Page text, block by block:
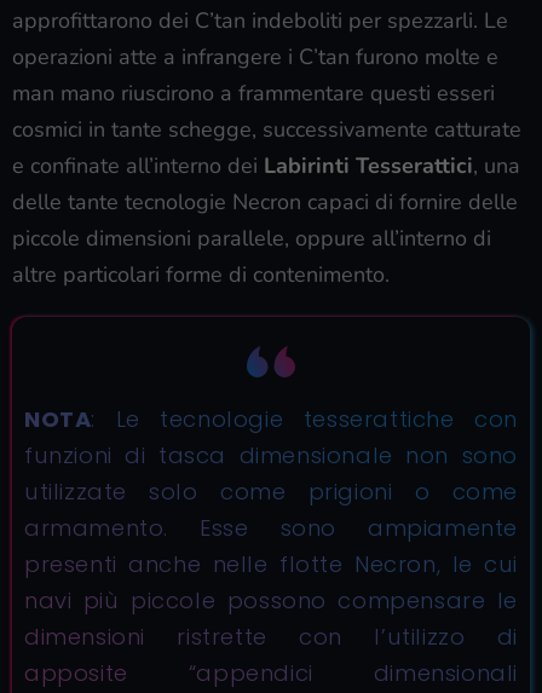
approfittarono dei C’tan indeboliti per spezzarli. Le
operazioni atte a infrangere i C’tan furono molte e
man mano riuscirono a frammentare questi esseri
cosmici in tante schegge, successivamente catturate
e confinate all’interno dei Labirinti Tesserattici, una
delle tante tecnologie Necron capaci di fornire delle
piccole dimensioni parallele, oppure all’interno di
altre particolari forme di contenimento.
NOTA: Le tecnologie tesserattiche con
funzioni di tasca dimensionale non sono
utilizzate solo come prigioni o come
armamento. Esse sono ampiamente
presenti anche nelle flotte Necron, le cui
navi più piccole possono compensare le
dimensioni ristrette con l’utilizzo di
apposite “appendici dimensionali